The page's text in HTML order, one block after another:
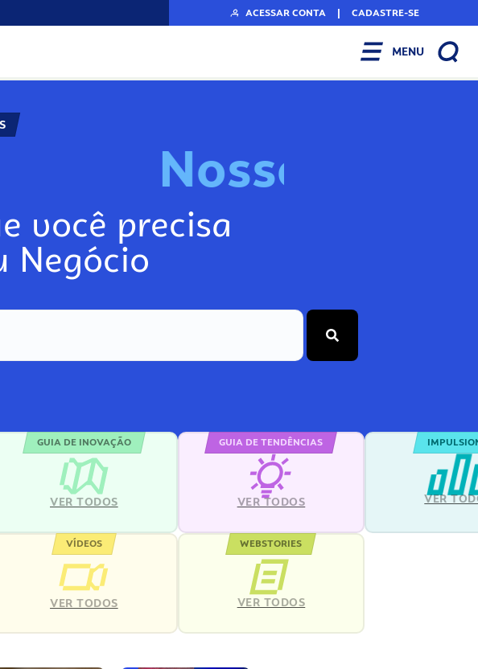
ACESSAR CONTA | CADASTRE-SE
MENU
Nosso
você precisa
Negócio
GUIA DE INOVAÇÃO
VER TODOS
GUIA DE TENDÊNCIAS
VER TODOS VER
VÍDEOS
VER TODOS
WEBSTORIES
VER TODOS